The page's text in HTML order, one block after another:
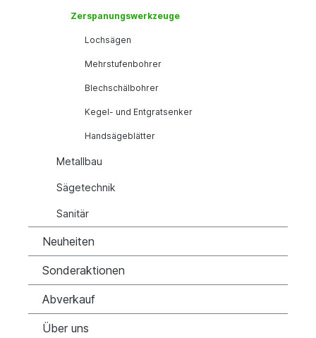
Zerspanungswerkzeuge
Lochsägen
Mehrstufenbohrer
Blechschälbohrer
Kegel- und Entgratsenker
Handsägeblätter
Metallbau
Sägetechnik
Sanitär
Neuheiten
Sonderaktionen
Abverkauf
Über uns